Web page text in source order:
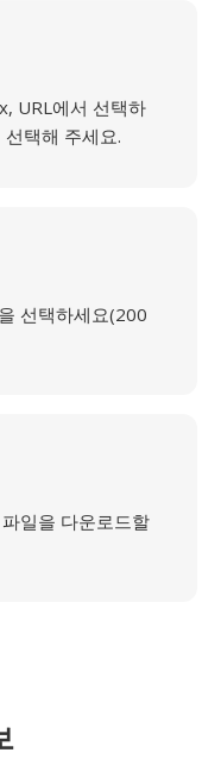
URL에서 선택하
택해 주세요.
선택하세요(200
일을 다운로드할